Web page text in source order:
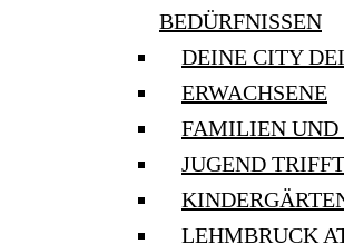
BEDÜRFNISSEN
DEINE CITY
ERWACHSENE
FAMILIEN UND
JUGEND
LEHMBRUCK